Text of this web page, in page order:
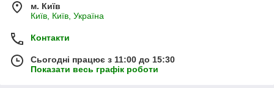
м. Київ
Київ, Київ, Україна
Контакти
Сьогодні працює з 11:00 до 15:30
Показати весь графік роботи